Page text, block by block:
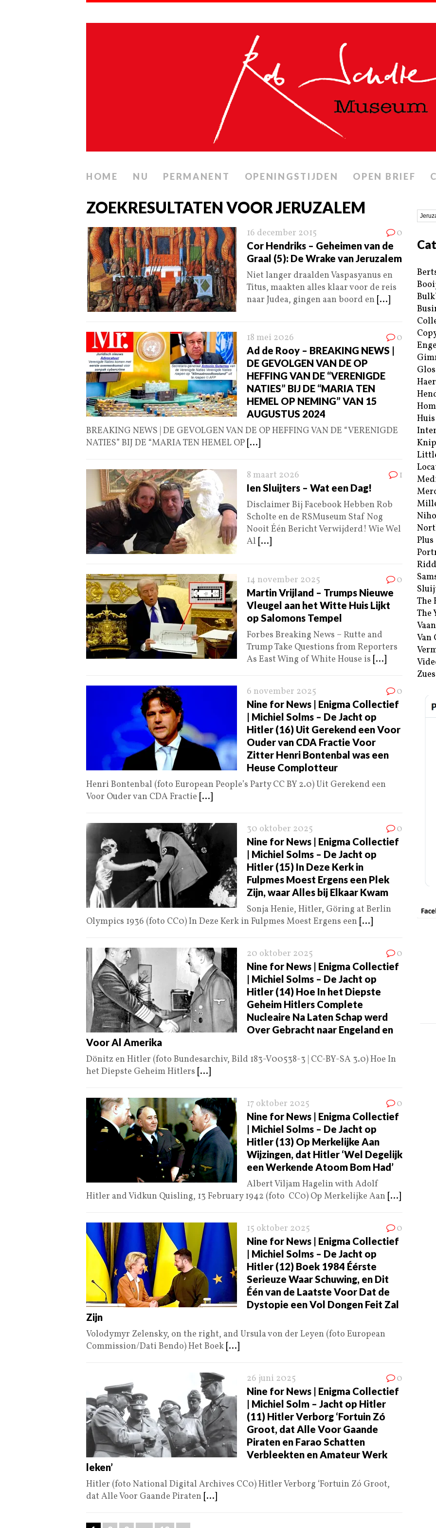
HOME NU PERMANENT OPENINGSTIJDEN OPEN BRIEF
ZOEKRESULTATEN VOOR JERUZALEM
16 december 2015 0
Cor Hendriks – Geheimen van de
Graal (5): De Wrake van Jeruzalem
Niet langer draalden Vaspasyanus en
Titus, maakten alles klaar voor de reis
naar Judea, gingen aan boord en [...]
18 mei 2026 0
Ad de Rooy – BREAKING NEWS |
DE GEVOLGEN VAN DE OP
HEFFING VAN DE “VERENIGDE
NATIES” BIJ DE “MARIA TEN
HEMEL OP NEMING” VAN 15
AUGUSTUS 2024
BREAKING NEWS | DE GEVOLGEN VAN DE OP HEFFING VAN DE “VERENIGDE
NATIES” BIJ DE “MARIA TEN HEMEL OP [...]
8 maart 2026 1
Ien Sluijters – Wat een Dag!
Disclaimer Bij Facebook Hebben Rob
Scholte en de RSMuseum Staf Nog
Nooit Één Bericht Verwijderd! Wie Wel
Al [...]
14 november 2025 0
Martin Vrijland – Trumps Nieuwe
Vleugel aan het Witte Huis Lijkt
op Salomons Tempel
Forbes Breaking News – Rutte and
Trump Take Questions from Reporters
As East Wing of White House is [...]
6 november 2025 0
Nine for News | Enigma Collectief
| Michiel Solms – De Jacht op
Hitler (16) Uit Gerekend een Voor
Ouder van CDA Fractie Voor
Zitter Henri Bontenbal was een
Heuse Complotteur
Henri Bontenbal (foto European People’s Party CC BY 2.0) Uit Gerekend een
Voor Ouder van CDA Fractie [...]
30 oktober 2025 0
Nine for News | Enigma Collectief
| Michiel Solms – De Jacht op
Hitler (15) In Deze Kerk in
Fulpmes Moest Ergens een Plek
Zijn, waar Alles bij Elkaar Kwam
Sonja Henie, Hitler, Göring at Berlin
Olympics 1936 (foto CC0) In Deze Kerk in Fulpmes Moest Ergens een [...]
20 oktober 2025 0
Nine for News | Enigma Collectief
| Michiel Solms – De Jacht op
Hitler (14) Hoe In het Diepste
Geheim Hitlers Complete
Nucleaire Na Laten Schap werd
Over Gebracht naar Engeland en
Voor Al Amerika
Dönitz en Hitler (foto Bundesarchiv, Bild 183-V00538-3 | CC-BY-SA 3.0) Hoe In
het Diepste Geheim Hitlers [...]
17 oktober 2025 0
Nine for News | Enigma Collectief
| Michiel Solms – De Jacht op
Hitler (13) Op Merkelijke Aan
Wijzingen, dat Hitler ‘Wel Degelijk
een Werkende Atoom Bom Had’
Albert Viljam Hagelin with Adolf
Hitler and Vidkun Quisling, 13 February 1942 (foto CC0) Op Merkelijke Aan [...]
15 oktober 2025 0
Nine for News | Enigma Collectief
| Michiel Solms – De Jacht op
Hitler (12) Boek 1984 Éérste
Serieuze Waar Schuwing, en Dit
Één van de Laatste Voor Dat de
Dystopie een Vol Dongen Feit Zal
Zijn
Volodymyr Zelensky, on the right, and Ursula von der Leyen (foto European
Commission/Dati Bendo) Het Boek [...]
26 juni 2025 0
Nine for News | Enigma Collectief
| Michiel Solm – Jacht op Hitler
(11) Hitler Verborg ‘Fortuin Zó
Groot, dat Alle Voor Gaande
Piraten en Farao Schatten
Verbleekten en Amateur Werk
leken’
Hitler (foto National Digital Archives CC0) Hitler Verborg ‘Fortuin Zó Groot,
dat Alle Voor Gaande Piraten [...]
Plus
The
The
Van